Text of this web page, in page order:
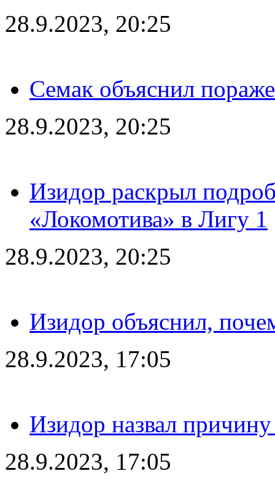
28.9.2023, 20:25
Семак объяснил
28.9.2023, 20:25
Изидор раскрыл
«Локомотива» в Лигу 1
28.9.2023, 20:25
Изидор объяснил,
28.9.2023, 17:05
Изидор назвал
28.9.2023, 17:05